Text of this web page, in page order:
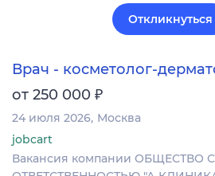
Откликнуться
Врач - косметолог-
от 250 000 ₽
24 июля 2026 Москва
jobcart
Вакансия компании ОБЩЕСТВО